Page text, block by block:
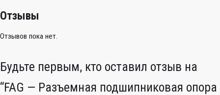
Отзывы
Отзывов пока нет.
Будьте первым, кто оставил отзыв на
“FAG — Разъемная подшипниковая опора